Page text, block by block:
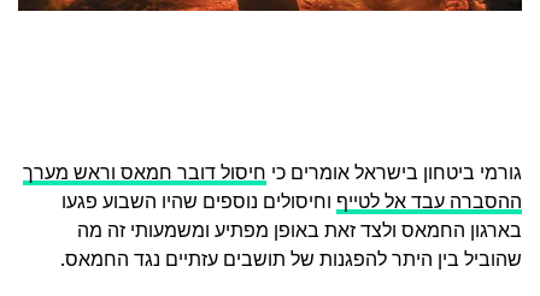
גורמי ביטחון בישראל אומרים כי חיסול דובר חמאס וראש מערך
ההסברה עבד אל לטייף וחיסולים נוספים שהיו השבוע פגעו
בארגון החמאס ולצד זאת באופן מפתיע ומשמעותי זה מה
שהוביל בין היתר להפגנות של תושבים עזתיים נגד החמאס.